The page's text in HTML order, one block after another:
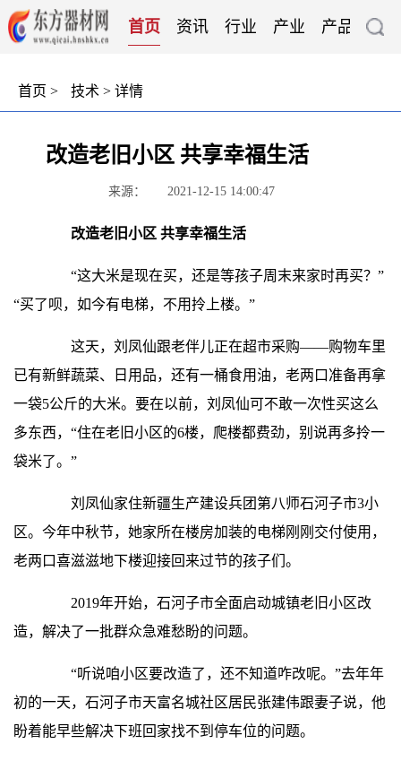
首页 资讯 行业 产业 产品 技术
首页 > 技术 > 详情
改造老旧小区 共享幸福生活
来源： 2021-12-15 14:00:47
改造老旧小区 共享幸福生活
“这大米是现在买，还是等孩子周末来家时再买？”
“买了呗，如今有电梯，不用拎上楼。”
这天，刘凤仙跟老伴儿正在超市采购——购物车里
已有新鲜蔬菜、日用品，还有一桶食用油，老两口准备再拿
一袋5公斤的大米。要在以前，刘凤仙可不敢一次性买这么
多东西，“住在老旧小区的6楼，爬楼都费劲，别说再多拎一
袋米了。”
刘凤仙家住新疆生产建设兵团第八师石河子市3小
区。今年中秋节，她家所在楼房加装的电梯刚刚交付使用，
老两口喜滋滋地下楼迎接回来过节的孩子们。
2019年开始，石河子市全面启动城镇老旧小区改
造，解决了一批群众急难愁盼的问题。
“听说咱小区要改造了，还不知道咋改呢。”去年年
初的一天，石河子市天富名城社区居民张建伟跟妻子说，他
盼着能早些解决下班回家找不到停车位的问题。